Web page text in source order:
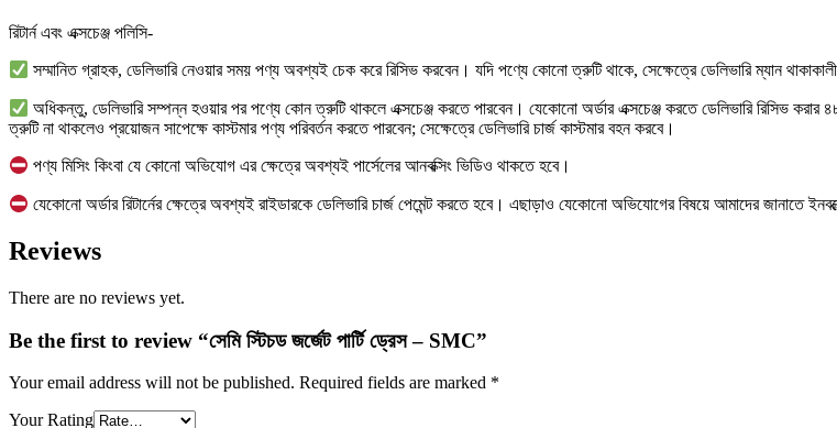
রিটার্ন এবং এক্সচেঞ্জ পলিসি-
সম্মানিত গ্রাহক, ডেলিভারি নেওয়ার সময় পণ্য অবশ্যই চেক করে রিসিভ করবেন। যদি পণ্যে কোনো ত্রুটি থাকে, সেক্ষেত্রে ডেলিভারি ম্যান
অধিকন্তু, ডেলিভারি সম্পন্ন হওয়ার পর পণ্যে কোন ত্রুটি থাকলে এক্সচেঞ্জ করতে পারবেন। যেকোনো অর্ডার এক্সচেঞ্জ করতে ডেলিভারি রিসিভ
ত্রুটি না থাকলেও প্রয়োজন সাপেক্ষে কাস্টমার পণ্য পরিবর্তন করতে পারবেন; সেক্ষেত্রে ডেলিভারি চার্জ কাস্টমার বহন করবে।
পণ্য মিসিং কিংবা যে কোনো অভিযোগ এর ক্ষেত্রে অবশ্যই পার্সেলের আনবক্সিং ভিডিও থাকতে হবে।
যেকোনো অর্ডার রিটার্নের ক্ষেত্রে অবশ্যই রাইডারকে ডেলিভারি চার্জ পেমেন্ট করতে হবে। এছাড়াও যেকোনো অভিযোগের বিষয়ে আমাদের জানাতে
Reviews
There are no reviews yet.
Be the first to review “সেমি স্টিচড জর্জেট পার্টি ড্রেস – SMC”
Your email address will not be published. Required fields are marked *
Your Rating